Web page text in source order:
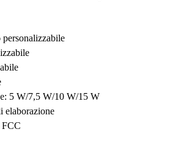
5 W/7,5 W/10 W/15 W
elaborazione